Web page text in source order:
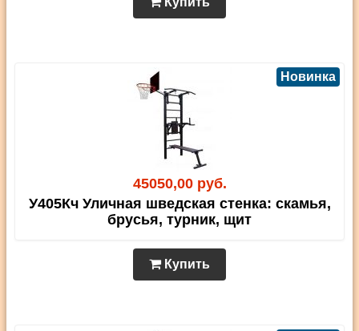
45050,00 руб.
Новинка
У405Кч Уличная шведская стенка: скамья,
брусья, турник, щит
Купить